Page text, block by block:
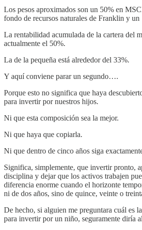
Los pesos aproximados son un 50% en
fondo de recursos naturales de Franklin y un
La rentabilidad acumulada de la cartera del
actualmente el 50%.
La de la pequeña está alrededor del 33%.
Y aquí conviene parar un segundo….
Porque esto no significa que haya
para invertir por nuestros hijos.
Ni que esta composición sea la mejor.
Ni que haya que copiarla.
Ni que dentro de cinco años siga
Significa, simplemente, que invertir pronto,
disciplina y dejar que los activos trabajen
diferencia enorme cuando el horizonte
ni de dos años, sino de quince, veinte o
De hecho, si alguien me preguntara cuál es
para invertir por un niño, seguramente diría